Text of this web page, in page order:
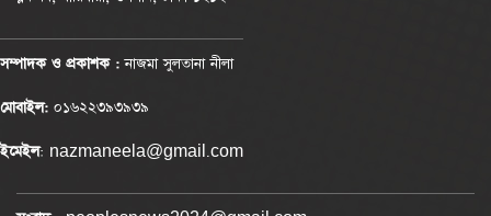
সম্পাদক ও প্রকাশক :নাজমা সুলতানা নীলা
মোবাইল: ০১৬২২৩৯৩৯৩৯
ইমেইল: nazmaneela@gmail.com